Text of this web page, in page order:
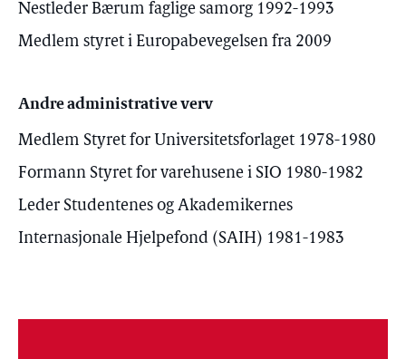
Nestleder Bærum faglige samorg 1992-1993
Medlem styret i Europabevegelsen fra 2009
Andre administrative verv
Medlem Styret for Universitetsforlaget 1978-1980
Formann Styret for varehusene i SIO 1980-1982
Leder Studentenes og Akademikernes
Internasjonale Hjelpefond (SAIH) 1981-1983